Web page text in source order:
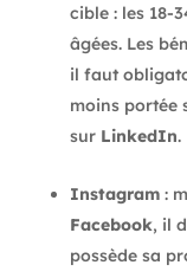
cible : les 18-
âgées. Les
il faut
moins portée
sur LinkedIn.
Instagram:
Facebook, il
possède sa